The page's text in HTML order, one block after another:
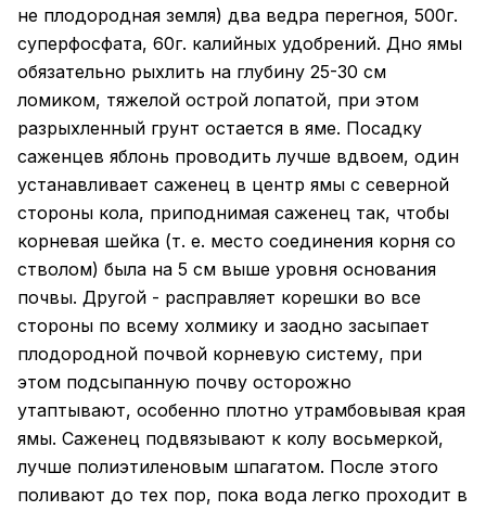
не плодородная земля) два ведра перегноя, 500г.
суперфосфата, 60г. калийных удобрений. Дно ямы
обязательно рыхлить на глубину 25-30 см
ломиком, тяжелой острой лопатой, при этом
разрыхленный грунт остается в яме. Посадку
саженцев яблонь проводить лучше вдвоем, один
устанавливает саженец в центр ямы с северной
стороны кола, приподнимая саженец так, чтобы
корневая шейка (т. е. место соединения корня со
стволом) была на 5 см выше уровня основания
почвы. Другой - расправляет корешки во все
стороны по всему холмику и заодно засыпает
плодородной почвой корневую систему, при
этом подсыпанную почву осторожно
утаптывают, особенно плотно утрамбовывая края
ямы. Саженец подвязывают к колу восьмеркой,
лучше полиэтиленовым шпагатом. После этого
поливают до тех пор, пока вода легко проходит в